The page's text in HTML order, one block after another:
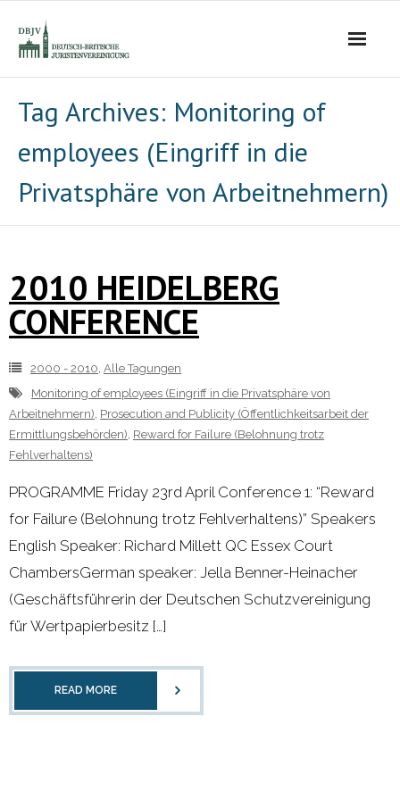
- Der Vorstand
- Über Uns
Mitgliedschaft
Alle Tagungen
- 2021 - 2025
- 2011 - 2020
- 2000 - 2010
Förderprojekte
- Druckkostenzuschüsse Und Stipendien
- Referendare
Downloads
Impressum
Kontakt
Tag Archives: Monitoring of
employees (Eingriff in die
Privatsphäre von Arbeitnehmern)
2010 HEIDELBERG
CONFERENCE
2000 - 2010, Alle Tagungen
Monitoring of employees (Eingriff in die Privatsphäre von
Arbeitnehmern), Prosecution and Publicity (Öffentlichkeitsarbeit der
Ermittlungsbehörden), Reward for Failure (Belohnung trotz
Fehlverhaltens)
PROGRAMME Friday 23rd April Conference 1: “Reward
for Failure (Belohnung trotz Fehlverhaltens)” Speakers
English Speaker: Richard Millett QC Essex Court
ChambersGerman speaker: Jella Benner-Heinacher
(Geschäftsführerin der Deutschen Schutzvereinigung
für Wertpapierbesitz […]
READ MORE